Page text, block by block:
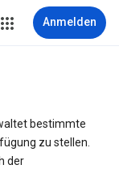
Anmelden
bestimmte
zu stellen.
der